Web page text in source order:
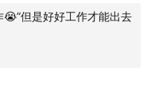
😭”但是好好工作才能出去